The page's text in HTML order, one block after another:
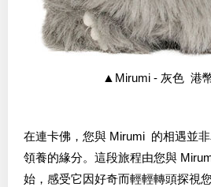
▲ Mirumi - 灰色 港
在連卡佛，您與 Mirumi 的相遇並
領養的緣分。這段旅程由您與
始，感受它因好奇而輕輕轉頭探視